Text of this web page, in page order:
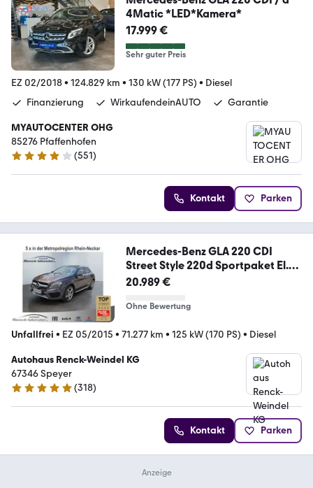
4Matic *LED*Kamera*
17.999 €
Sehr guter Preis
EZ 02/2018• 124.829 km • 130 kW (177 PS) • Diesel
Finanzierung
WirkaufendeinAUTO Garantie
MYAUTOCENTER OHG
85276 Pfaffenhofen
4.2 Sterne
(551)
Kontakt Parken
Mercedes-Benz GLA 220 CDI
Street Style 220d Sportpaket El.
Pan
20.989 €
Ohne Bewertung
Unfallfrei • EZ 05/2015 • 71.277 km • 125 kW (170 PS) • Diesel
Autohaus Renck-Weindel KG
67346 Speyer
4.9 Sterne
(318)
Kontakt Parken